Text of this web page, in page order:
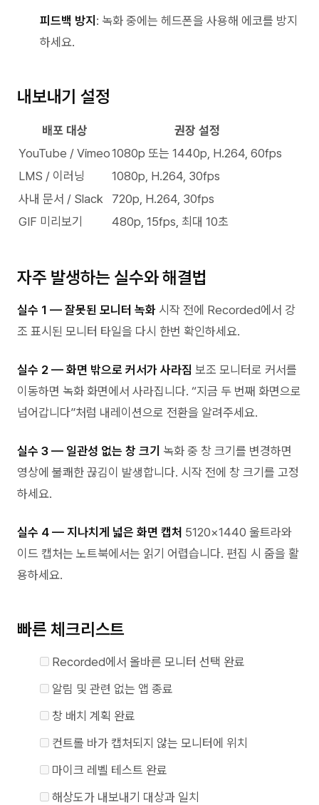
피드백 방지 : 녹화 중에는 헤드폰을 사용해 에코를 방지
하세요.
내보내기 설정
배포 대상
권장 설정
YouTube / Vimeo1080p 또는 1440p, H.264, 60fps
LMS / 이러닝
1080p, H.264, 30fps
사내 문서 / Slack
720p, H.264, 30fps
GIF 미리보기
480p, 15fps, 최대 10초
자주 발생하는 실수와 해결법
실수 1 — 잘못된 모니터 녹화 시작 전에 Recorded에서 강
조 표시된 모니터 타일을 다시 한번 확인하세요.
실수 2 — 화면 밖으로 커서가 사라짐 보조 모니터로 커서를
이동하면 녹화 화면에서 사라집니다. “지금 두 번째 화면으로
넘어갑니다”처럼 내레이션으로 전환을 알려주세요.
실수 3 — 일관성 없는 창 크기 녹화 중 창 크기를 변경하면
영상에 불쾌한 끊김이 발생합니다. 시작 전에 창 크기를 고정
하세요.
실수 4 — 지나치게 넓은 화면 캡처 5120×1440 울트라와
이드 캡처는 노트북에서는 읽기 어렵습니다. 편집 시 줌을 활
용하세요.
빠른 체크리스트
Recorded에서 올바른 모니터 선택 완료
알림 및 관련 없는 앱 종료
창 배치 계획 완료
컨트롤 바가 캡처되지 않는 모니터에 위치
마이크 레벨 테스트 완료
해상도가 내보내기 대상과 일치